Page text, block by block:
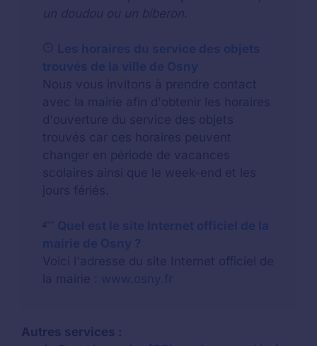
un doudou ou un biberon.
Les horaires du service des objets
trouvés de la ville de Osny
Nous vous invitons à prendre contact
avec la mairie afin d'obtenir les horaires
d'ouverture du service des objets
trouvés car ces horaires peuvent
changer en période de vacances
scolaires ainsi que le week-end et les
jours fériés.
Quel est le site Internet officiel de la
mairie de Osny ?
Voici l'adresse du site Internet officiel de
la mairie : www.osny.fr
Autres services :